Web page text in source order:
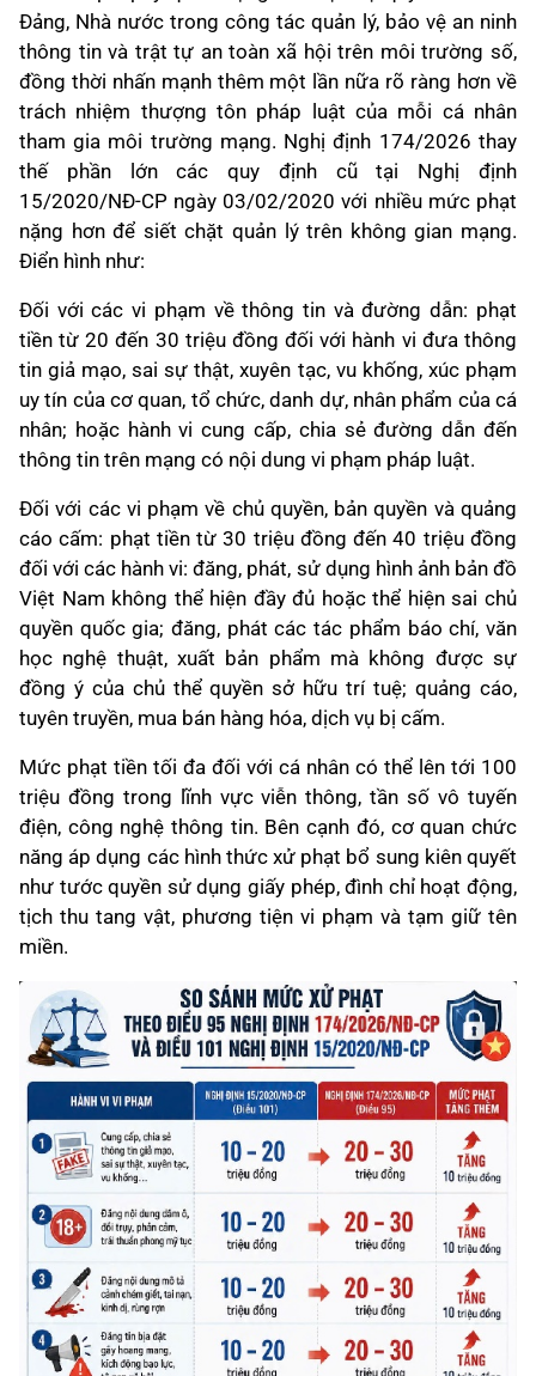
Đảng, Nhà nước trong công tác quản lý, bảo vệ an ninh
thông tin và trật tự an toàn xã hội trên môi trường số,
đồng thời nhấn mạnh thêm một lần nữa rõ ràng hơn về
trách nhiệm thượng tôn pháp luật của mỗi cá nhân
tham gia môi trường mạng. Nghị định 174/2026 thay
thế phần lớn các quy định cũ tại Nghị định
15/2020/NĐ-CP ngày 03/02/2020 với nhiều mức phạt
nặng hơn để siết chặt quản lý trên không gian mạng.
Điển hình như:
Đối với các vi phạm về thông tin và đường dẫn: phạt
tiền từ 20 đến 30 triệu đồng đối với hành vi đưa thông
tin giả mạo, sai sự thật, xuyên tạc, vu khống, xúc phạm
uy tín của cơ quan, tổ chức, danh dự, nhân phẩm của cá
nhân; hoặc hành vi cung cấp, chia sẻ đường dẫn đến
thông tin trên mạng có nội dung vi phạm pháp luật.
Đối với các vi phạm về chủ quyền, bản quyền và quảng
cáo cấm: phạt tiền từ 30 triệu đồng đến 40 triệu đồng
đối với các hành vi: đăng, phát, sử dụng hình ảnh bản đồ
Việt Nam không thể hiện đầy đủ hoặc thể hiện sai chủ
quyền quốc gia; đăng, phát các tác phẩm báo chí, văn
học nghệ thuật, xuất bản phẩm mà không được sự
đồng ý của chủ thể quyền sở hữu trí tuệ; quảng cáo,
tuyên truyền, mua bán hàng hóa, dịch vụ bị cấm.
Mức phạt tiền tối đa đối với cá nhân có thể lên tới 100
triệu đồng trong lĩnh vực viễn thông, tần số vô tuyến
điện, công nghệ thông tin. Bên cạnh đó, cơ quan chức
năng áp dụng các hình thức xử phạt bổ sung kiên quyết
như tước quyền sử dụng giấy phép, đình chỉ hoạt động,
tịch thu tang vật, phương tiện vi phạm và tạm giữ tên
miền.